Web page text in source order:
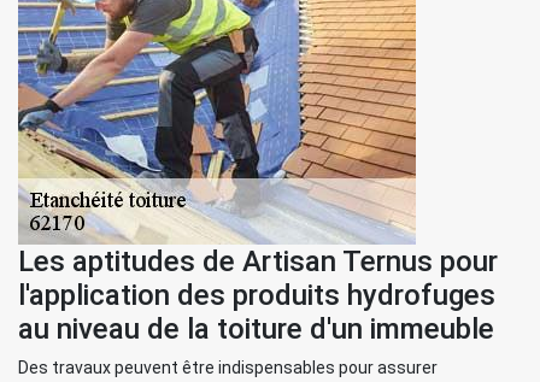
Les aptitudes de Artisan Ternus pour
l'application des produits hydrofuges
au niveau de la toiture d'un immeuble
Des travaux peuvent être indispensables pour assurer